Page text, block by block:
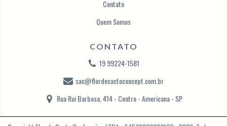
Contato
Quem Somos
CONTATO
19 99224-1581
sac@flordecactoconcept.com.br
Rua Rui Barbosa, 414 - Centro - Americana - SP